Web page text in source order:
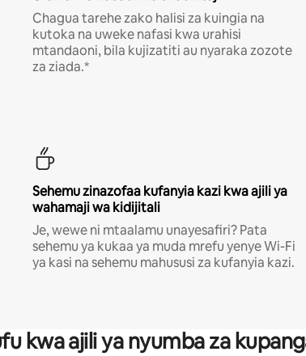
Chagua tarehe zako halisi za kuingia na
kutoka na uweke nafasi kwa urahisi
mtandaoni, bila kujizatiti au nyaraka zozote
za ziada.*
Sehemu zinazofaa kufanyia kazi kwa ajili ya
wahamaji wa kidijitali
Je, wewe ni mtaalamu unayesafiri? Pata
sehemu ya kukaa ya muda mrefu yenye Wi-Fi
ya kasi na sehemu mahususi za kufanyia kazi.
kwa ajili ya nyumba za